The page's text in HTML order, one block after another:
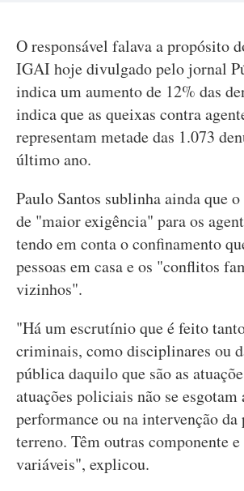
O responsável falava a propósito
IGAI hoje divulgado pelo jornal
indica um aumento de 12% das
indica que as queixas contra
representam metade das 1.073
último ano.
Paulo Santos sublinha ainda que
de "maior exigência" para os
tendo em conta o confinamento
pessoas em casa e os "conflitos
vizinhos".
"Há um escrutínio que é feito
criminais, como disciplinares ou
pública daquilo que são as
atuações policiais não se esgotam
performance ou na intervenção
terreno. Têm outras componente e
variáveis", explicou.